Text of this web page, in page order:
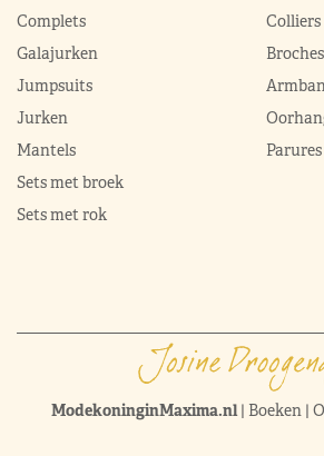
Complets
Galajurken
Jumpsuits
Jurken
Mantels
Sets met broek
Sets met rok
Colliers
Broches
Parures
ModekoninginMaxima.nl| Boeken|